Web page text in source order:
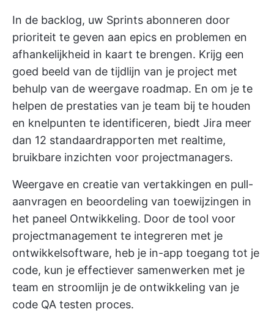
In de backlog, uw Sprints abonneren door
prioriteit te geven aan epics en problemen en
afhankelijkheid in kaart te brengen. Krijg een
goed beeld van de tijdlijn van je project met
behulp van de weergave roadmap. En om je te
helpen de prestaties van je team bij te houden
en knelpunten te identificeren, biedt Jira meer
dan 12 standaardrapporten met realtime,
bruikbare inzichten voor projectmanagers.
Weergave en creatie van vertakkingen en pull-
aanvragen en beoordeling van toewijzingen in
het paneel Ontwikkeling. Door de tool voor
projectmanagement te integreren met je
ontwikkelsoftware, heb je in-app toegang tot je
code, kun je effectiever samenwerken met je
team en stroomlijn je de ontwikkeling van je
code QA testen proces.